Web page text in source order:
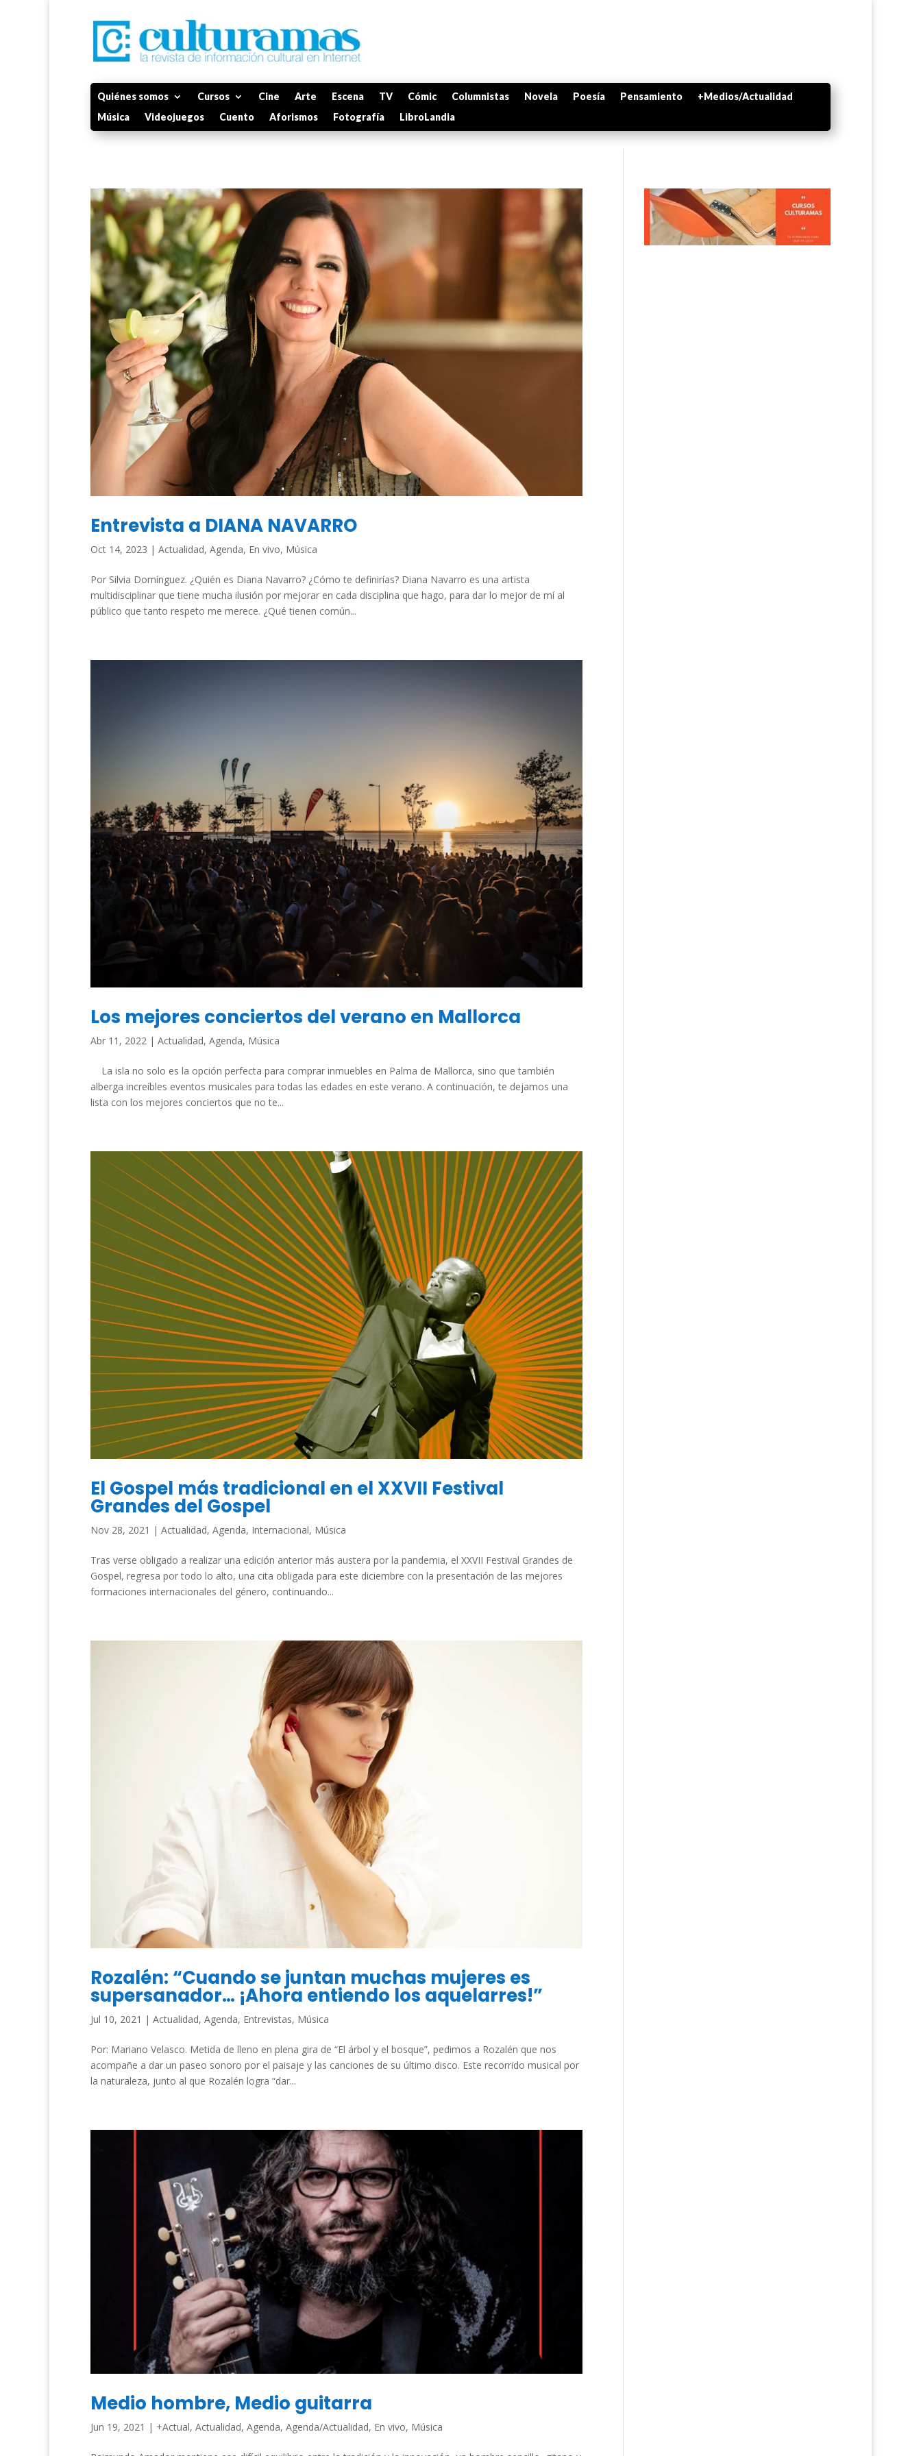
Quiénes somos Cursos Cine Arte Escena TV Cómic Columnistas Novela Poesía Pensamiento
+Medios/Actualidad
Música
Videojuegos Cuento Aforismos Fotografía LibroLandia
Entrevista a DIANA NAVARRO
Oct 14, 2023 | Actualidad, Agenda, En vivo, Música
Por Silvia Domínguez. ¿Quién es Diana Navarro? ¿Cómo te definirías? Diana Navarro es una artista
multidisciplinar que tiene mucha ilusión por mejorar en cada disciplina que hago, para dar lo mejor de mí al
público que tanto respeto me merece. ¿Qué tienen común...
Los mejores conciertos del verano en Mallorca
Abr 11, 2022 | Actualidad, Agenda, Música
La isla no solo es la opción perfecta para comprar inmuebles en Palma de Mallorca, sino que también
alberga increíbles eventos musicales para todas las edades en este verano. A continuación, te dejamos una
lista con los mejores conciertos que no te...
El Gospel más tradicional en el XXVII Festival
Grandes del Gospel
Nov 28, 2021 | Actualidad, Agenda, Internacional, Música
Tras verse obligado a realizar una edición anterior más austera por la pandemia, el XXVII Festival Grandes de
Gospel, regresa por todo lo alto, una cita obligada para este diciembre con la presentación de las mejores
formaciones internacionales del género, continuando...
Rozalén: “Cuando se juntan muchas mujeres es
supersanador… ¡Ahora entiendo los aquelarres!”
Jul 10, 2021 | Actualidad, Agenda, Entrevistas, Música
Por: Mariano Velasco. Metida de lleno en plena gira de “El árbol y el bosque”, pedimos a Rozalén que nos
acompañe a dar un paseo sonoro por el paisaje y las canciones de su último disco. Este recorrido musical por
la naturaleza, junto al que Rozalén logra “dar...
Medio hombre, Medio guitarra
Jun 19, 2021 | +Actual, Actualidad, Agenda, Agenda/Actualidad, En vivo, Música